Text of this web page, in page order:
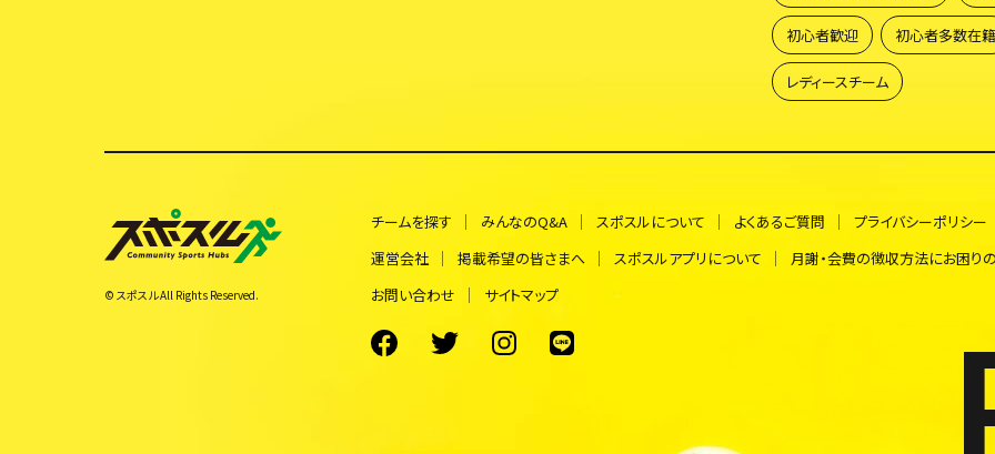
初心者歓迎 初心者多数在籍
レディースチーム
© スポスル All Rights Reserved.
チームを探す みんなのQ&A スポスルについて よくあるご質問 プライバシーポリシー
運営会社
掲載希望の皆さまへ スポスルアプリについて 月謝・会費の徴収方法にお困り
お問い合わせ
サイトマップ